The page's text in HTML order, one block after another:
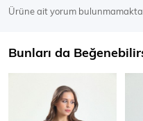
Ürüne ait yorum
Bunları da